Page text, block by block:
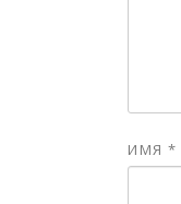
ИМЯ *